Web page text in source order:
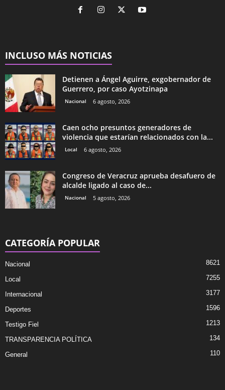
INCLUSO MÁS NOTICIAS
Detienen a Ángel Aguirre, exgobernador de
Guerrero, por caso Ayotzinapa
Nacional 6 agosto, 2026
Caen ocho presuntos generadores de
violencia que estarían relacionados con la...
Local 6 agosto, 2026
Congreso de Veracruz aprueba desafuero de
alcalde ligado al caso de...
Nacional 5 agosto, 2026
CATEGORÍA POPULAR
Nacional 8621
Local 7255
Internacional 3177
Deportes 1596
Testigo Fiel 1213
TRANSPARENCIA POLÍTICA 134
General 110